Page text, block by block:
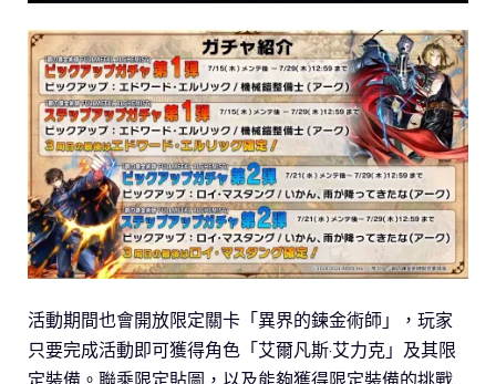
活動期間也會開放限定關卡「異界的鍊金術師」，玩家
只要完成活動即可獲得角色「艾爾凡斯·艾力克」及其限